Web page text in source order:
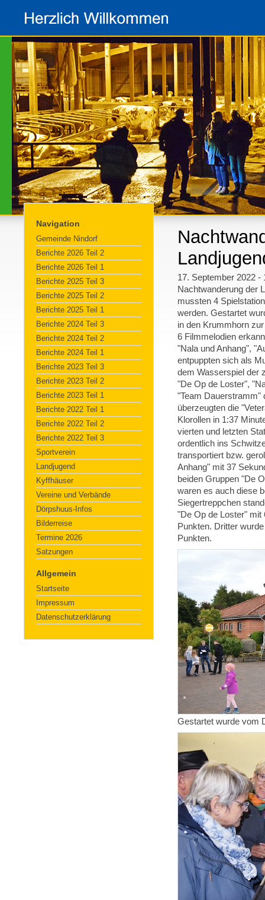
Navigation
Gemeinde Nindorf
Berichte 2026 Teil 2
Berichte 2026 Teil 1
Berichte 2025 Teil 3
Berichte 2025 Teil 2
Berichte 2025 Teil 1
Berichte 2024 Teil 3
Berichte 2024 Teil 2
Berichte 2024 Teil 1
Berichte 2023 Teil 3
Berichte 2023 Teil 2
Berichte 2023 Teil 1
Berichte 2022 Teil 1
Berichte 2022 Teil 2
Berichte 2022 Teil 3
Sportverein
Landjugend
Kyffhäuser
Vereine und Verbände
Dörpshuus-Infos
Bilderreise
Termine 2026
Satzungen
Allgemein
Startseite
Impressum
Datenschutzerklärung
17. September 2022 -
Nachtwanderung der
mussten 4
werden. Gestartet
in den Krummhorn
6 Filmmelodien
"Nala und Anhang",
entpuppten sich als
dem Wasserspiel der
"De Op de Loster",
"Team Dauerstramm"
überzeugten die
Klorollen in 1:37
vierten und letzten
ordentlich ins
transportiert bzw.
Anhang" mit 37
beiden Gruppen "De
waren es auch diese
Siegertreppchen
"De Op de Loster" mit
Punkten. Dritter
Punkten.
Gestartet wurde vom